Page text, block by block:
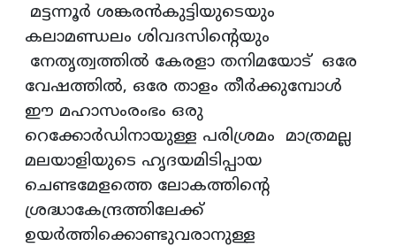
മട്ടന്നൂര്‍ ശങ്കരന്‍കുട്ടിയുടെയും
കലാമണ്ഡലം ശിവദസിന്റെയും
നേതൃത്വത്തില്‍ കേരളാ തനിമയോട് ഒരേ
വേഷത്തില്‍, ഒരേ താളം തീര്‍ക്കുമ്പോള്‍
ഈ മഹാസംരംഭം ഒരു
റെക്കോര്‍ഡിനായുള്ള പരിശ്രമം മാത്രമല്ല
മലയാളിയുടെ ഹൃദയമിടിപ്പായ
ചെണ്ടമേളത്തെ ലോകത്തിന്റെ
ശ്രദ്ധാകേന്ദ്രത്തിലേക്ക്
ഉയര്‍ത്തിക്കൊണ്ടുവരാനുള്ള